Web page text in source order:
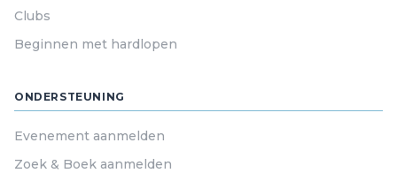
Clubs
Beginnen met hardlopen
ONDERSTEUNING
Evenement aanmelden
Zoek & Boek aanmelden